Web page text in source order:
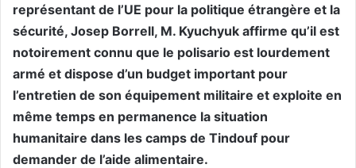
représentant de l’UE pour la politique étrangère et la
sécurité, Josep Borrell, M. Kyuchyuk affirme qu’il est
notoirement connu que le polisario est lourdement
armé et dispose d’un budget important pour
l’entretien de son équipement militaire et exploite en
même temps en permanence la situation
humanitaire dans les camps de Tindouf pour
demander de l’aide alimentaire.